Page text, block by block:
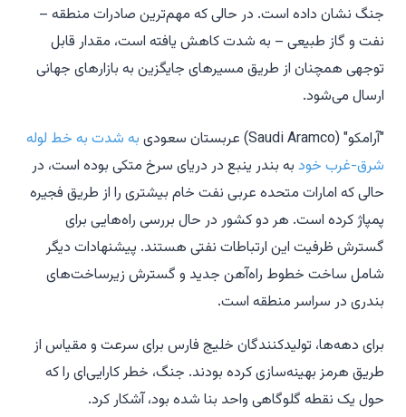
جنگ نشان داده است. در حالی که مهم‌ترین صادرات منطقه –
نفت و گاز طبیعی – به شدت کاهش یافته است، مقدار قابل
توجهی همچنان از طریق مسیرهای جایگزین به بازارهای جهانی
ارسال می‌شود.
"آرامکو" (Saudi Aramco) عربستان سعودی
به شدت به خط لوله
شرق-غرب خود به بندر ینبع در دریای سرخ متکی بوده است، در
حالی که امارات متحده عربی نفت خام بیشتری را از طریق فجیره
پمپاژ کرده است. هر دو کشور در حال بررسی راه‌هایی برای
گسترش ظرفیت این ارتباطات نفتی هستند. پیشنهادات دیگر
شامل ساخت خطوط راه‌آهن جدید و گسترش زیرساخت‌های
بندری در سراسر منطقه است.
برای دهه‌ها، تولیدکنندگان خلیج فارس برای سرعت و مقیاس از
طریق هرمز بهینه‌سازی کرده بودند. جنگ، خطر کارایی‌ای را که
حول یک نقطه گلوگاهی واحد بنا شده بود، آشکار کرد.